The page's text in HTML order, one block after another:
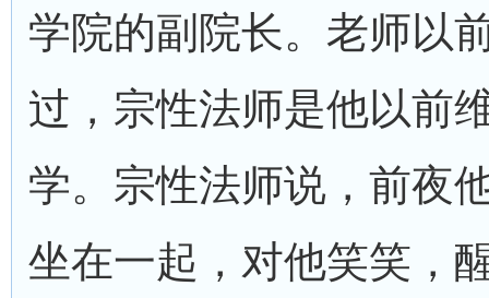
学院的副院长。老师以
过，宗性法师是他以前
学。宗性法师说，前夜
坐在一起，对他笑笑，